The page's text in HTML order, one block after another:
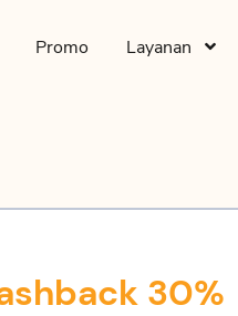
Promo Layanan
30%